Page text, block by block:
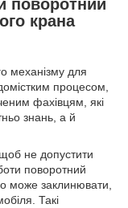
поворотний
крана
механізму для
процесом,
фахівцям, які
знань, а й
не допустити
поворотний
може заклинювати,
Такі